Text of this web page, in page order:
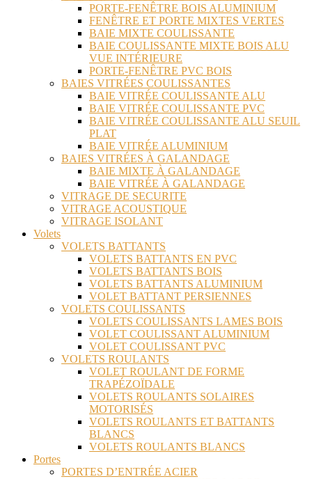
PORTE-FENÊTRE BOIS ALUMINIUM
FENÊTRE ET PORTE MIXTES VERTES
BAIE MIXTE COULISSANTE
BAIE COULISSANTE MIXTE BOIS ALU
VUE INTÉRIEURE
PORTE-FENÊTRE PVC BOIS
BAIES VITRÉES COULISSANTES
BAIE VITRÉE COULISSANTE ALU
BAIE VITRÉE COULISSANTE PVC
BAIE VITRÉE COULISSANTE ALU SEUIL
PLAT
BAIE VITRÉE ALUMINIUM
BAIES VITRÉES À GALANDAGE
BAIE MIXTE À GALANDAGE
BAIE VITRÉE À GALANDAGE
VITRAGE DE SECURITE
VITRAGE ACOUSTIQUE
VITRAGE ISOLANT
Volets
VOLETS BATTANTS
VOLETS BATTANTS EN PVC
VOLETS BATTANTS BOIS
VOLETS BATTANTS ALUMINIUM
VOLET BATTANT PERSIENNES
VOLETS COULISSANTS
VOLETS COULISSANTS LAMES BOIS
VOLET COULISSANT ALUMINIUM
VOLET COULISSANT PVC
VOLETS ROULANTS
VOLET ROULANT DE FORME
TRAPÉZOÏDALE
VOLETS ROULANTS SOLAIRES
MOTORISÉS
VOLETS ROULANTS ET BATTANTS
BLANCS
VOLETS ROULANTS BLANCS
Portes
PORTES D’ENTRÉE ACIER